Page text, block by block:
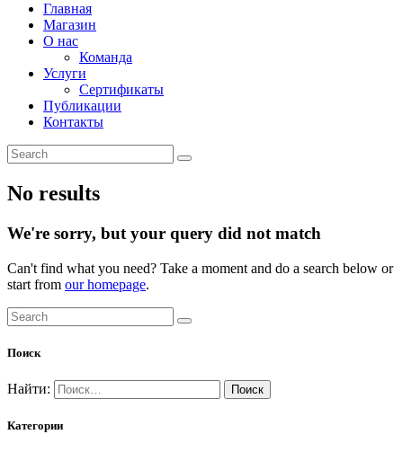
Главная
Магазин
О нас
Команда
Услуги
Сертификаты
Публикации
Контакты
No results
We're sorry, but your query did not match
Can't find what you need? Take a moment and do a search below or
start from our homepage.
Поиск
Найти:
Категории